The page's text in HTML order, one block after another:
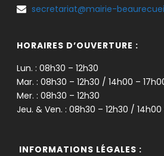
secretariat@mairie-
HORAIRES D’OUVERTURE :
Lun. : 08h30 – 12h30
Mar. : 08h30 – 12h30 / 14h00 –
Mer. : 08h30 – 12h30
Jeu. & Ven. : 08h30 – 12h30 / 14h00
INFORMATIONS LÉGALES :